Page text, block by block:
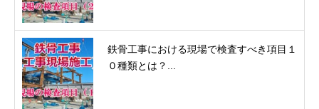
鉄骨工事における現場で検査すべき項目１
０種類とは？...